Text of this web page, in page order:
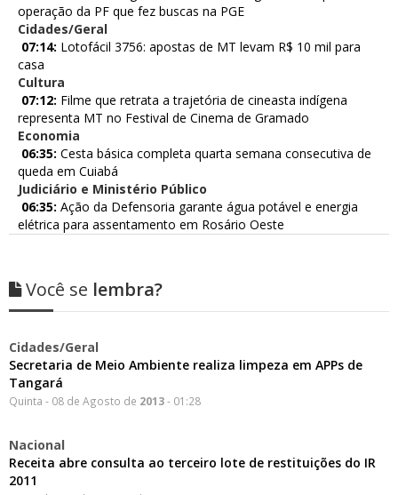
operação da PF que fez buscas na PGE
Cidades/Geral
07:14: Lotofácil 3756: apostas de MT levam R$ 10 mil para
casa
Cultura
07:12: Filme que retrata a trajetória de cineasta indígena
representa MT no Festival de Cinema de Gramado
Economia
06:35: Cesta básica completa quarta semana consecutiva de
queda em Cuiabá
Judiciário e Ministério Público
06:35: Ação da Defensoria garante água potável e energia
elétrica para assentamento em Rosário Oeste
Você se lembra?
Cidades/Geral
Secretaria de Meio Ambiente realiza limpeza em APPs de
Tangará
Quinta - 08 de Agosto de 2013- 01:28
Nacional
Receita abre consulta ao terceiro lote de restituições do IR
2011